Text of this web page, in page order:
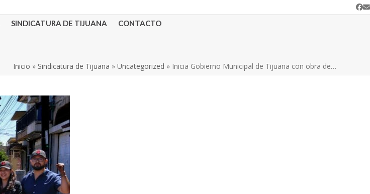
SINDICATURA DE TIJUANA CONTACTO
Inicio » Sindicatura de Tijuana » Uncategorized » Inicia Gobierno Municipal de Tijuana con obra de…